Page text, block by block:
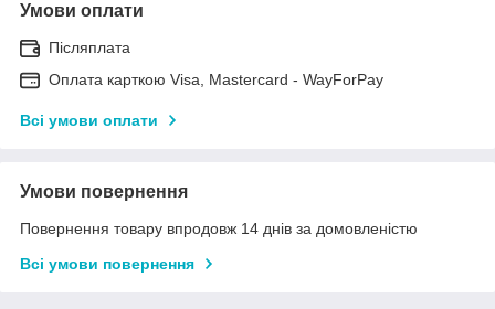
Умови оплати
Післяплата
Оплата карткою Visa, Mastercard - WayForPay
Всі умови оплати
Умови повернення
Повернення товару впродовж 14 днів за домовленістю
Всі умови повернення